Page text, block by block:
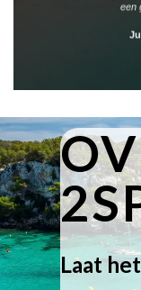
een
Laat